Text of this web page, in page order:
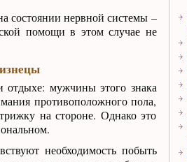
состоянии нервной системы –
помощи в этом случае не
отдыхе: мужчины этого знака
противоположного пола,
на стороне. Однако это
необходимость побыть